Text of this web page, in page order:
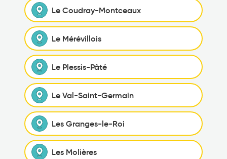
Le Coudray-Montceaux
Le Mérévillois
Le Plessis-Pâté
Le Val-Saint-Germain
Les Granges-le-Roi
Les Molières